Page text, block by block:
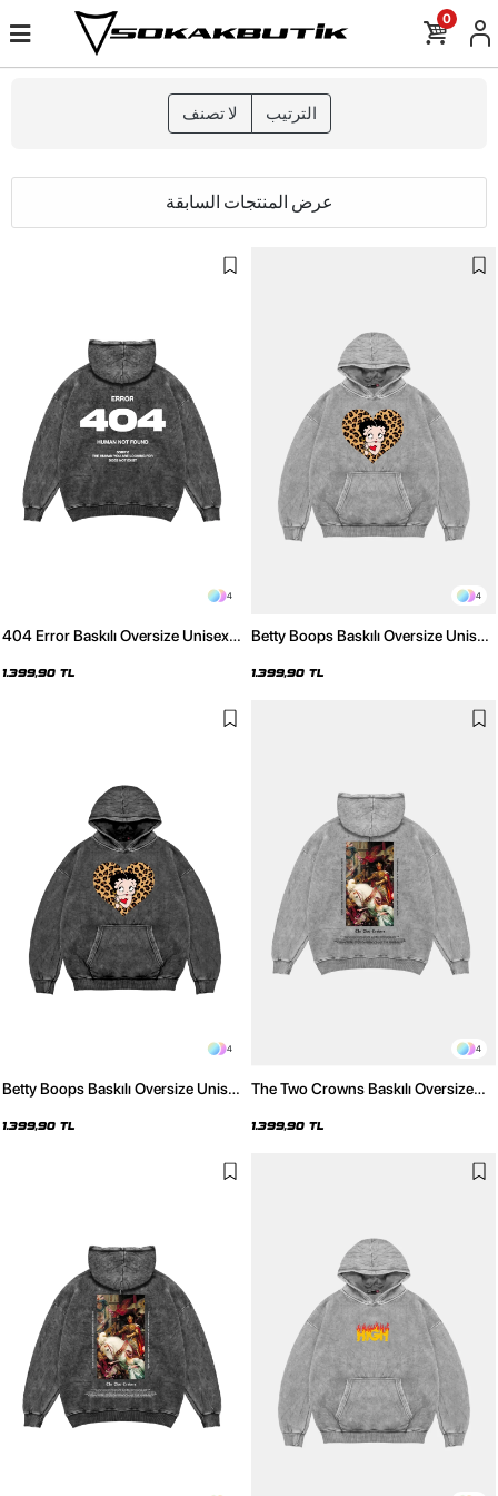
0
لا تصنف الترتيب
عرض المنتجات السابقة
4
404 Error Baskılı Oversize Unisex
1.399,90 TL
4
Betty Boops Baskılı Oversize Unisex
1.399,90 TL
4
Betty Boops Baskılı Oversize Unisex
1.399,90 TL
4
The Two Crowns Baskılı Oversize
Hoodie
1.399,90 TL